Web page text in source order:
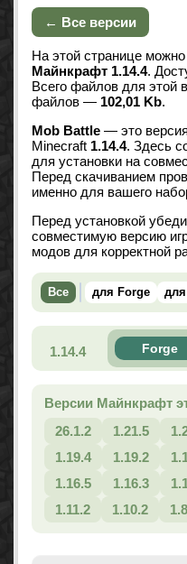
← Все версии
На этой странице
Майнкрафт 1.14.4.
Всего файлов для этой
файлов — 102,01 Kb.
Mob Battle — это
Minecraft 1.14.4. Здесь
для установки на
Перед скачиванием
именно для вашего
Перед установкой
совместимую версию
модов для корректной
Все для Forge
1.14.4 Forge
Версии Майнкрафт
26.1.2
1.21.5
1.19.4
1.19.2
1.16.5
1.16.3
1.11.2
1.10.2